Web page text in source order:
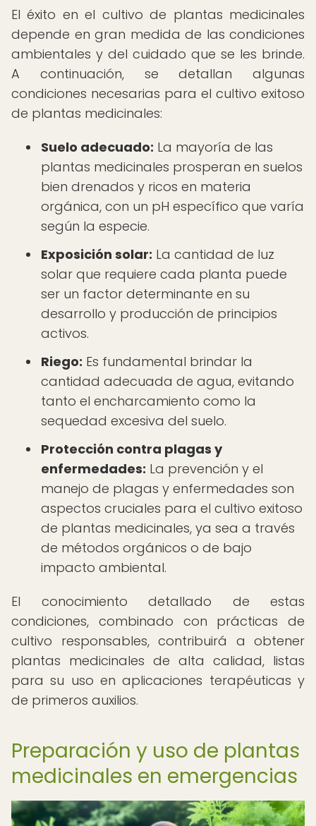
El éxito en el cultivo de plantas medicinales
depende en gran medida de las condiciones
ambientales y del cuidado que se les brinde.
A continuación, se detallan algunas
condiciones necesarias para el cultivo exitoso
de plantas medicinales:
Suelo adecuado: La mayoría de las
plantas medicinales prosperan en suelos
bien drenados y ricos en materia
orgánica, con un pH específico que varía
según la especie.
Exposición solar: La cantidad de luz
solar que requiere cada planta puede
ser un factor determinante en su
desarrollo y producción de principios
activos.
Riego: Es fundamental brindar la
cantidad adecuada de agua, evitando
tanto el encharcamiento como la
sequedad excesiva del suelo.
Protección contra plagas y
enfermedades: La prevención y el
manejo de plagas y enfermedades son
aspectos cruciales para el cultivo exitoso
de plantas medicinales, ya sea a través
de métodos orgánicos o de bajo
impacto ambiental.
El conocimiento detallado de estas
condiciones, combinado con prácticas de
cultivo responsables, contribuirá a obtener
plantas medicinales de alta calidad, listas
para su uso en aplicaciones terapéuticas y
de primeros auxilios.
Preparación y uso de plantas
medicinales en emergencias